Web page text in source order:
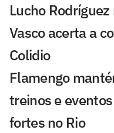
Lucho
Vasco acerta a
Colidio
Flamengo
treinos e
fortes no Rio